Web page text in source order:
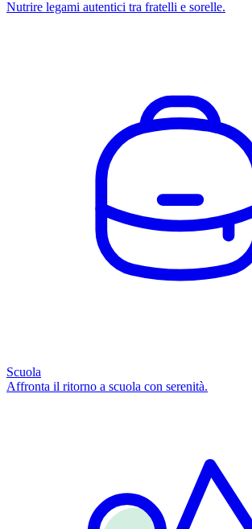
Nutrire legami autentici tra fratelli e sorelle.
Scuola
Affronta il ritorno a scuola con serenità.